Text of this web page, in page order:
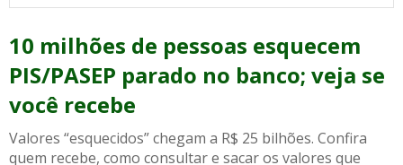
10 milhões de pessoas esquecem
PIS/PASEP parado no banco; veja se
você recebe
Valores “esquecidos” chegam a R$ 25 bilhões. Confira
quem recebe, como consultar e sacar os valores que